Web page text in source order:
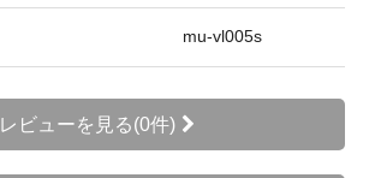
mu-vl005s
レビューを見る(0件)